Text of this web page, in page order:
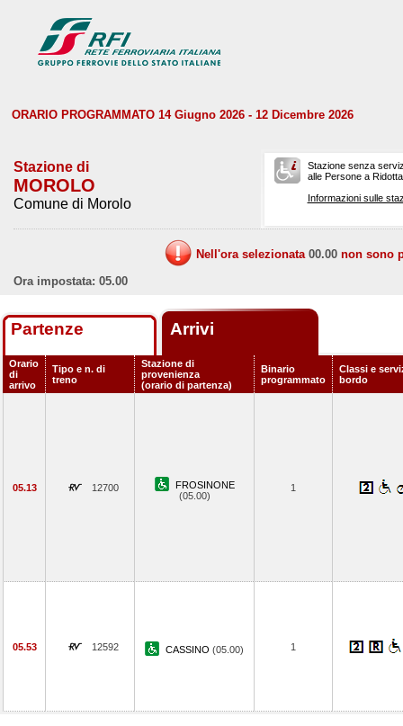
ORARIO PROGRAMMATO 14 Giugno 2026 - 12 Dicembre 2026
Stazione di
MOROLO
Comune di Morolo
Stazione senza
alle Persone a
Informazioni sulle
Nell'ora selezionata 00.00 non sono
Ora impostata: 05.00
Partenze Arrivi
Orario
di
arrivo
Tipo e n. di
treno
Stazione di
provenienza
(orario di partenza)
Binario
programmato
Classi e
bordo
05.13 12700
FROSINONE
(05.00)
1
05.53 12592 CASSINO (05.00) 1